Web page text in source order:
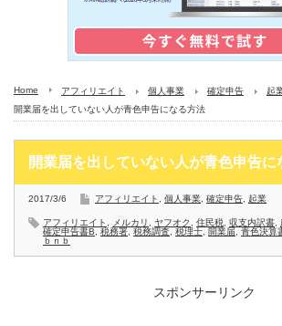
Home アフィリエイト 個人事業 確定申告
起
開業届を出していない人が青色申告になる方法
開業届を出していない人が青色申告に
2017/3/6 アフィリエイト 個人事業 確定申告 起業
アフィリエイト メルカリ ヤフオク 住民税 収支内訳書
確定申告書B
税務署 税務調査 税理士 開業届 青色決算
ｂｎｂ
スポンサーリンク